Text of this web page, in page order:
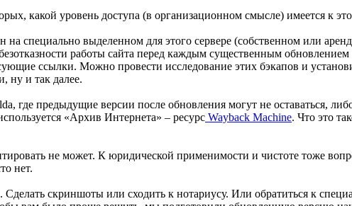
какой уровень доступа (в организационном смысле) имеется к
специально выделенном для этого сервере (собственном или
работы сайта перед каждым существенным обновлением
ссылки. Можно провести исследование этих бэкапов и
ну и так далее.
где предыдущие версии после обновления могут не оставаться,
«Архив Интернета» – ресурс Wayback Machine. Что это
не может. К юридической применимости и чистоте тоже
нет.
Сделать скриншоты или сходить к нотариусу. Или обратиться к